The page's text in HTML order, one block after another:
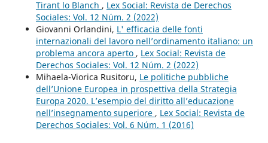
Tirant lo Blanch , Lex Social: Revista de Derechos
Sociales: Vol. 12 Núm. 2 (2022)
Giovanni Orlandini, L' efficacia delle fonti
internazionali del lavoro nell’ordinamento italiano: un
problema ancora aperto , Lex Social: Revista de
Derechos Sociales: Vol. 12 Núm. 2 (2022)
Mihaela-Viorica Rusitoru, Le politiche pubbliche
dell’Unione Europea in prospettiva della Strategia
Europa 2020. L’esempio del diritto all’educazione
nell’insegnamento superiore , Lex Social: Revista de
Derechos Sociales: Vol. 6 Núm. 1 (2016)